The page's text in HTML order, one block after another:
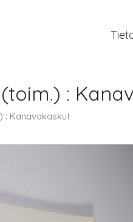
:
: Kanavakaskut